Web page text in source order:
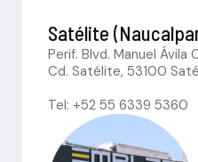
Satélite
Perif. Blvd. Manuel Ávila
Cd. Satélite, 53100
Tel: +52 55 6339 5360